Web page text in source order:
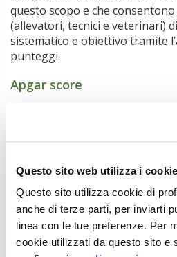
Questo sito web utilizza i cookie
Questo sito utilizza cookie di
anche di terze parti, per inviarti
linea con le tue preferenze. Per
cookie utilizzati da questo sito e
questo scopo e che
(allevatori, tecnici e veterinari)
sistematico e obiettivo tramite
punteggi.
Apgar score
L’Apgar score si compone in
(aspetto/colore delle mucose,
irritabilità riflessa, tono
a 2(il valore massimo viene
punteggio finale, ottenuto
dei parametri, indica la
0-3 = vitelli considerati in
4-6 = vitelli a rischio
7-10 = vitelli vitali